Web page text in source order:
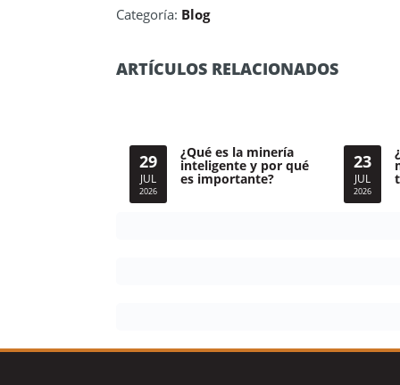
Categoría: Blog
ARTÍCULOS RELACIONADOS
29
JUL
2026
¿Qué es la minería
inteligente y por qué
es importante?
23
JUL
2026